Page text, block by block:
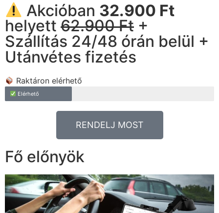
Akcióban 32.900 Ft
helyett 62.900 Ft +
Szállítás 24/48 órán belül +
Utánvétes fizetés
Raktáron elérhető
Elérhető
RENDELJ MOST
Fő előnyök